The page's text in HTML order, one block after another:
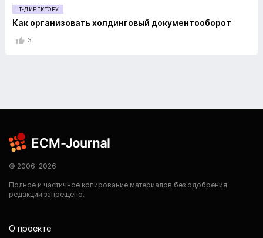
IT-ДИРЕКТОРУ
Как организовать холдинговый документооборот
3
© 2006-2026
Полное и частичное копирование материалов без одобрения
редакции запрещено.
О проекте